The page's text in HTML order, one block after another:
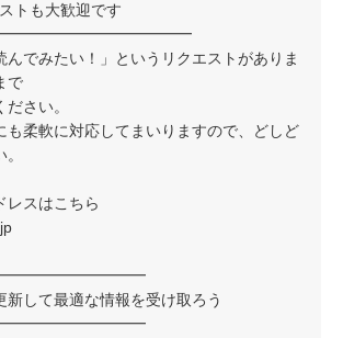
トも大歓迎です
んでみたい！」というリクエストがありま
で
さい。
も柔軟に対応してまいりますので、どしど
レスはこちら
新して最適な情報を受け取ろう